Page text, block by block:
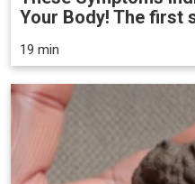
Your Body! The first
19 min